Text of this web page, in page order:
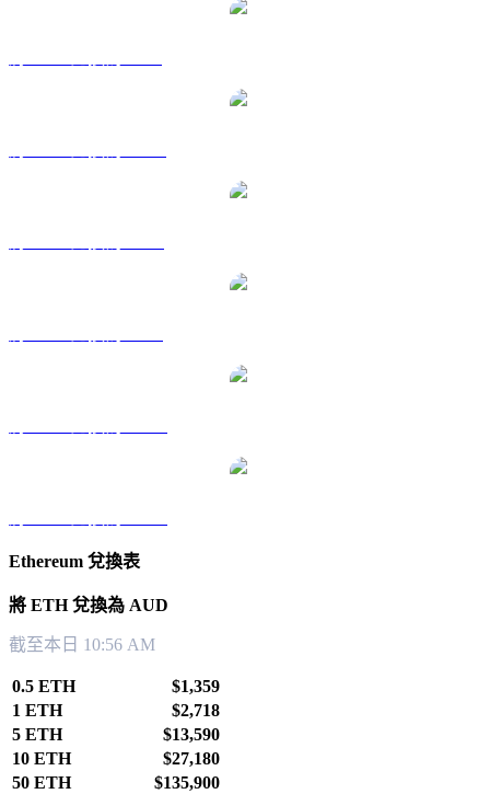
Ethereum 兌換表
將 ETH 兌換為 AUD
截至本日 10:56 AM
0.5 ETH
$1,359
1 ETH
$2,718
5 ETH
$13,590
10 ETH
$27,180
50 ETH
$135,900